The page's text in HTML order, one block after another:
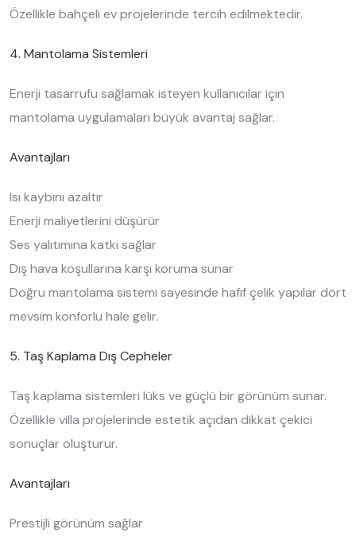
Özellikle bahçeli ev projelerinde tercih edilmektedir.
4. Mantolama Sistemleri
Enerji tasarrufu sağlamak isteyen kullanıcılar için
mantolama uygulamaları büyük avantaj sağlar.
Avantajları
Isı kaybını azaltır
Enerji maliyetlerini düşürür
Ses yalıtımına katkı sağlar
Dış hava koşullarına karşı koruma sunar
Doğru mantolama sistemi sayesinde hafif çelik yapılar dört
mevsim konforlu hale gelir.
5. Taş Kaplama Dış Cepheler
Taş kaplama sistemleri lüks ve güçlü bir görünüm sunar.
Özellikle villa projelerinde estetik açıdan dikkat çekici
sonuçlar oluşturur.
Avantajları
Prestijli görünüm sağlar